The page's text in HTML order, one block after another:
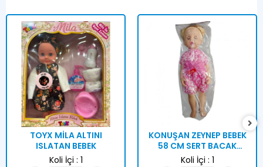
TOYX MİLA ALTINI
ISLATAN BEBEK
Koli İçi : 1
KONUŞAN ZEYNEP BEBEK
58 CM SERT BACAK
KUTULU
Koli İçi : 1